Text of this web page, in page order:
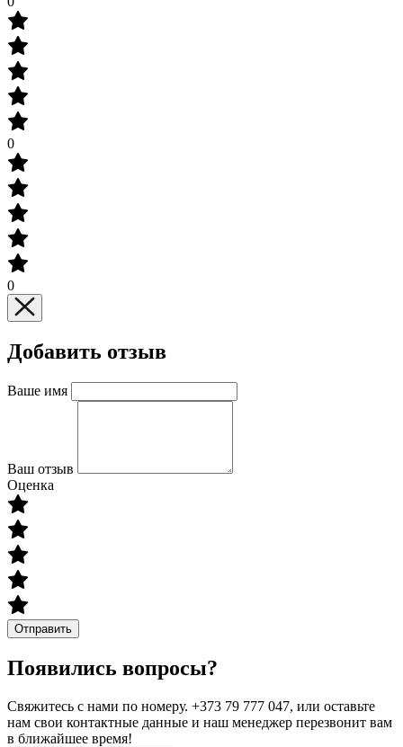
0
0
Добавить отзыв
Ваше имя
Ваш отзыв
Оценка
Отправить
Появились вопросы?
Свяжитесь с нами по номеру. +373 79 777 047, или оставьте
нам свои контактные данные и наш менеджер перезвонит вам
в ближайшее время!